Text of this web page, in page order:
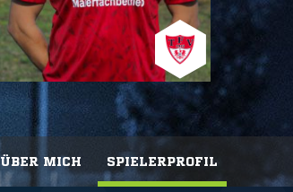
ÜBER MICH SPIELERPROFIL